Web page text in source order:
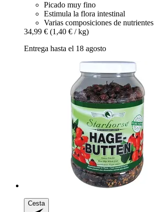
Picado muy fino
Estimula la flora intestinal
Varias composiciones de nutrientes
34,99 € (1,40 € / kg)
Entrega hasta el 18 agosto
Cesta